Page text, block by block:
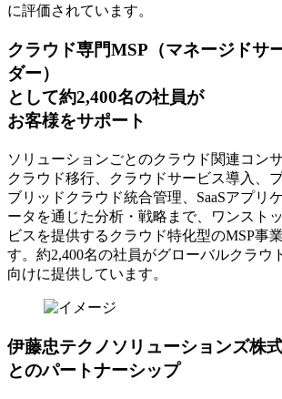
に評価されています。
クラウド専門MSP （マネージドサ
ダー）
として約2,400名の社員が
お客様をサポート
ソリューションごとのクラウド関連コン
クラウド移行、クラウドサービス導入、
ブリッドクラウド統合管理、SaaSアプリ
ータを通じた分析・戦略まで、ワンスト
ビスを提供するクラウド特化型のMSP事
す。約2,400名の社員がグローバルクラウ
向けに提供しています。
伊藤忠テクノソリューションズ株
とのパートナーシップ